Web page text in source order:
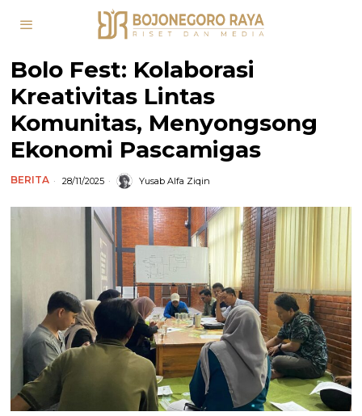
Bolo Fest: Kolaborasi
Kreativitas Lintas
Komunitas, Menyongsong
Ekonomi Pascamigas
BERITA 28/11/2025 Yusab Alfa Ziqin